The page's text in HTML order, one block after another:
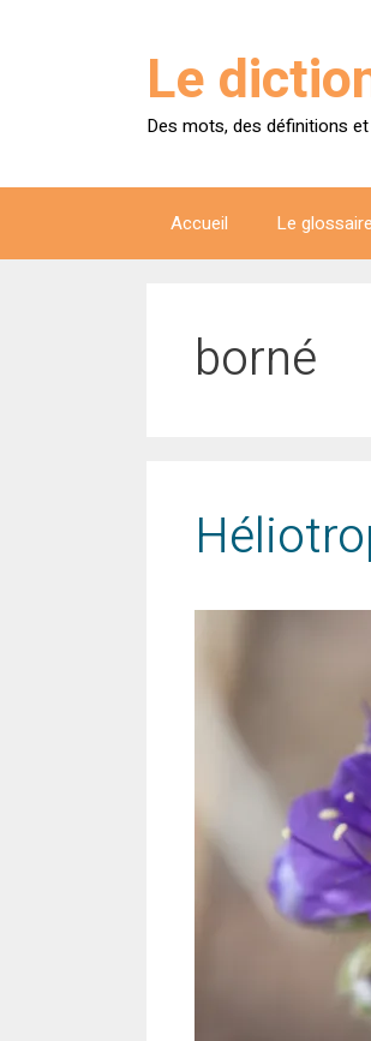
Le
Des mots, des définitions
Accueil Le glossaire
borné